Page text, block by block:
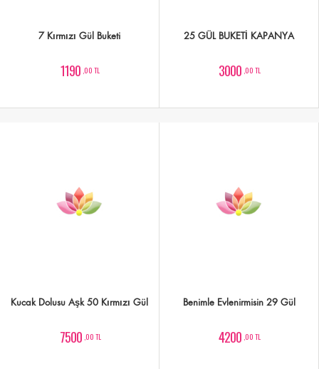
7 Kırmızı Gül Buketi
1190 ,00 TL
25 GÜL BUKETİ KAPANYA
3000 ,00 TL
Kucak Dolusu Aşk 50 Kırmızı Gül
7500 ,00 TL
Benimle Evlenirmisin 29 Gül
4200 ,00 TL